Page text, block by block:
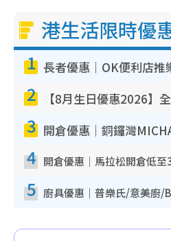
港生活限時優
1
2
3
4
5